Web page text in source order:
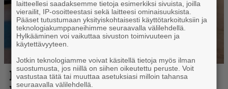
laitteellesi saadaksemme tietoja esimerkiksi sivuista, joilla
vierailit, IP-osoitteestasi sekä laitteesi ominaisuuksista.
Pääset tutustumaan yksityiskohtaisesti käyttötarkoituksiin ja
teknologiakumppaneihimme seuraavalla välilehdellä.
Hylkääminen voi vaikuttaa sivuston toimivuuteen ja
käytettävyyteen.
Jotkin teknologiamme voivat käsitellä tietoja myös ilman
suostumusta, jos niillä on siihen oikeutettu peruste. Voit
vastustaa tätä tai muuttaa asetuksiasi milloin tahansa
seuraavalla välilehdellä.